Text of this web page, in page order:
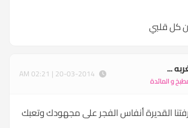
كل قلبي
...
و المائدة
القديرة أنفاس الفجر على مجهودك وتعبك